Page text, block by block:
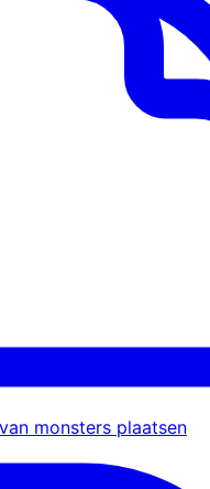
monsters plaatsen